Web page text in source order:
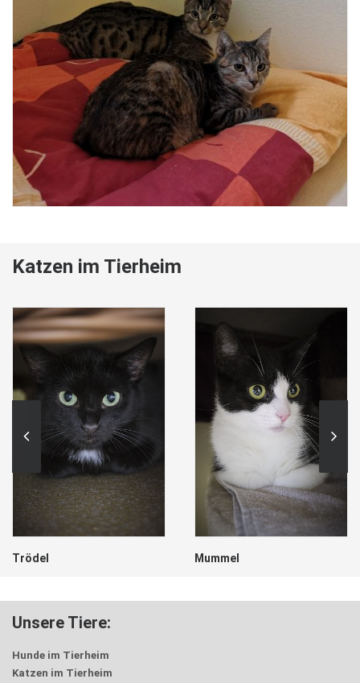
Katzen im Tierheim
Trödel Mummel
Unsere Tiere:
Hunde im Tierheim
Katzen im Tierheim